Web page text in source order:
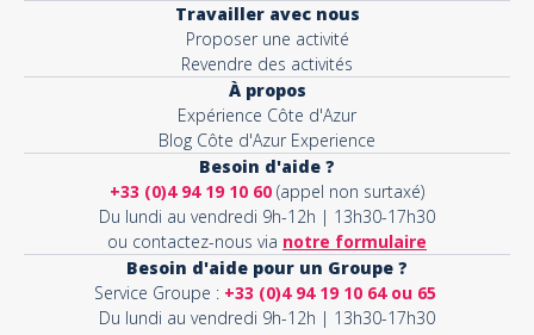
Travailler avec nous
Proposer une activité
Revendre des activités
À propos
Expérience Côte d'Azur
Blog Côte d'Azur Experience
Besoin d'aide ?
+33 (0)4 94 19 10 60 (appel non surtaxé)
Du lundi au vendredi 9h-12h | 13h30-17h30
ou contactez-nous via notre formulaire
Besoin d'aide pour un Groupe ?
Service Groupe : +33 (0)4 94 19 10 64 ou 65
Du lundi au vendredi 9h-12h | 13h30-17h30